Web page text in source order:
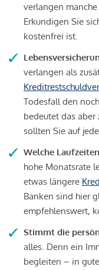
verlangen
Erkundigen Sie
kostenfrei ist.
verlangen als
Todesfall den
bedeutet das aber
sollten Sie auf
Welche
hohe Monatsrate
etwas längere
Banken sind hier
empfehlenswert,
Stimmt die
alles. Denn ein
begleiten – in